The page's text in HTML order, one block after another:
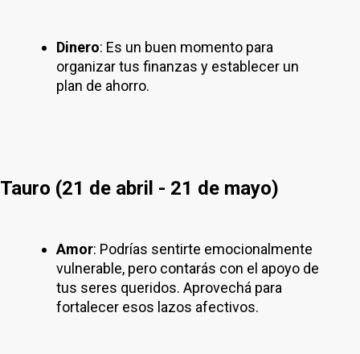
Dinero: Es un buen momento para
organizar tus finanzas y establecer un
plan de ahorro.
Tauro (21 de abril - 21 de mayo)
Amor: Podrías sentirte emocionalmente
vulnerable, pero contarás con el apoyo de
tus seres queridos. Aprovechá para
fortalecer esos lazos afectivos.